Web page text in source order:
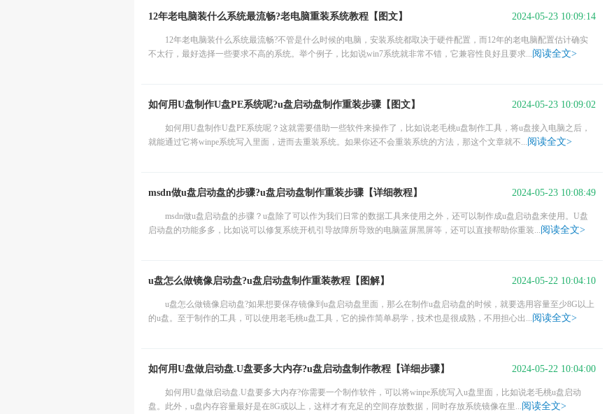
2024-05-23 10:09:14
12年老电脑装什么系统最流畅?老电脑重装系统教程【图文】
12年老电脑装什么系统最流畅?不管是什么时候的电脑，安装系统都取决于硬件配置，而12年的老电脑配置估计确实
不太行，最好选择一些要求不高的系统。举个例子，比如说win7系统就非常不错，它兼容性良好且要求...阅读全文>
2024-05-23 10:09:02
如何用U盘制作U盘PE系统呢?u盘启动盘制作重装步骤【图文】
如何用U盘制作U盘PE系统呢？这就需要借助一些软件来操作了，比如说老毛桃u盘制作工具，将u盘接入电脑之后，
就能通过它将winpe系统写入里面，进而去重装系统。如果你还不会重装系统的方法，那这个文章就不...阅读全文>
2024-05-23 10:08:49
msdn做u盘启动盘的步骤?u盘启动盘制作重装步骤【详细教程】
msdn做u盘启动盘的步骤？u盘除了可以作为我们日常的数据工具来使用之外，还可以制作成u盘启动盘来使用。U盘
启动盘的功能多多，比如说可以修复系统开机引导故障所导致的电脑蓝屏黑屏等，还可以直接帮助你重装...阅读全文>
2024-05-22 10:04:10
u盘怎么做镜像启动盘?u盘启动盘制作重装教程【图解】
u盘怎么做镜像启动盘?如果想要保存镜像到u盘启动盘里面，那么在制作u盘启动盘的时候，就要选用容量至少8G以上
的u盘。至于制作的工具，可以使用老毛桃u盘工具，它的操作简单易学，技术也是很成熟，不用担心出...阅读全文>
2024-05-22 10:04:00
如何用U盘做启动盘.U盘要多大内存?u盘启动盘制作教程【详细步骤】
如何用U盘做启动盘.U盘要多大内存?你需要一个制作软件，可以将winpe系统写入u盘里面，比如说老毛桃u盘启动
盘。此外，u盘内存容量最好是在8G或以上，这样才有充足的空间存放数据，同时存放系统镜像在里...阅读全文>